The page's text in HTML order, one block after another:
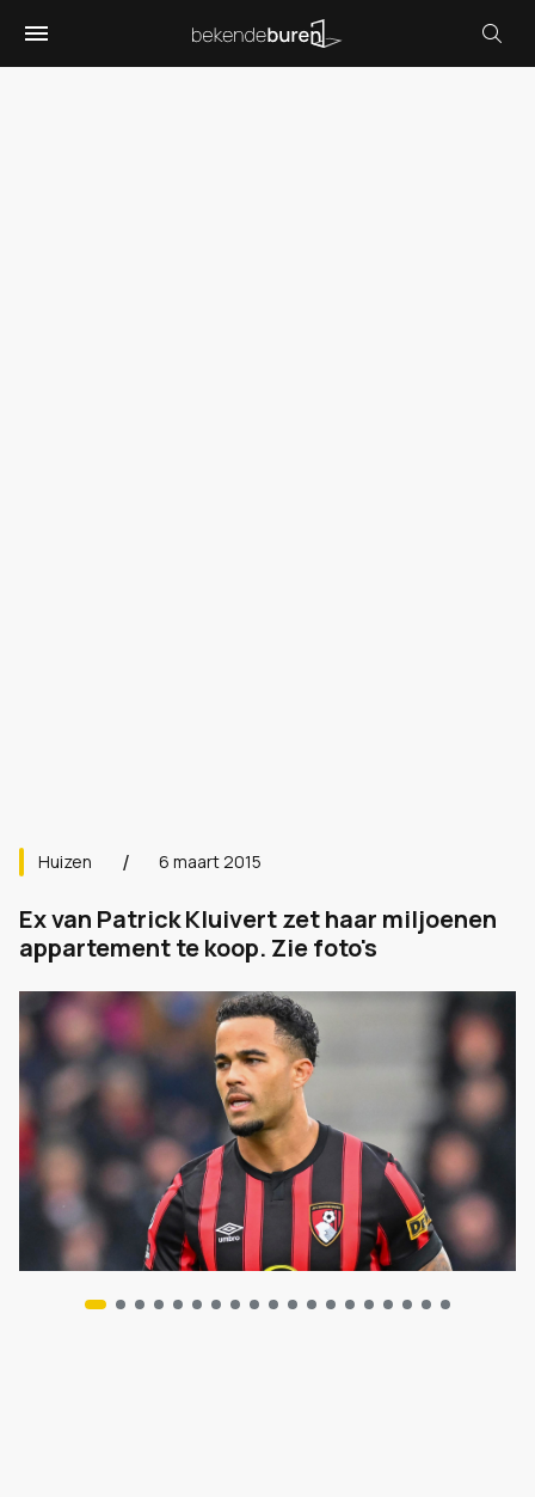
Huizen 6 maart 2015
Ex van Patrick Kluivert zet haar miljoenen
appartement te koop. Zie foto's